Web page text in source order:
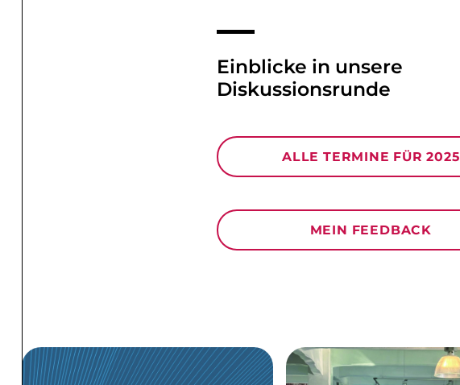
Einblicke in unsere
Diskussionsrunde
ALLE TERMINE FÜR 2025
MEIN FEEDBACK